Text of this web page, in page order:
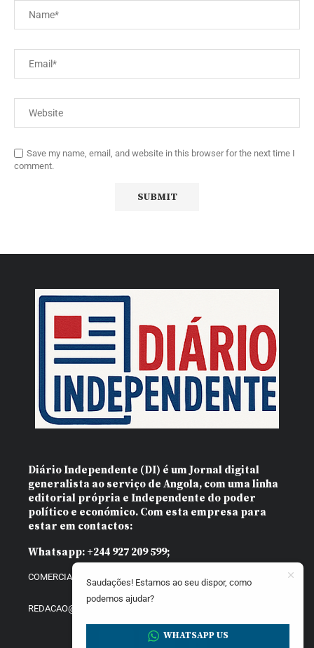
Save my name, email, and website in this browser for the next time I
comment.
Diário Independente (DI) é um Jornal digital
generalista ao serviço de Angola, com uma linha
editorial própria e Independente do poder
político e económico. Com esta empresa para
estar em contactos:
Whatsapp: +244 927 209 599;
COMERCIAL@DIARIOINDEPENDENTE.INFO
REDACAO@DIARIOINDEPENDENTE.INFO
Saudações! Estamos ao seu dispor, como
podemos ajudar?
WHATSAPP US